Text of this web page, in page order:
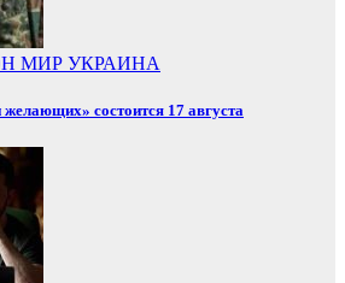
МИР УКРАИНА
состоится 17 августа